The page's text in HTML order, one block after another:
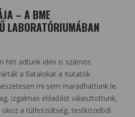
– A BME
LABORATÓRIUMÁBAN
hírt adtunk idén is számos
a fiatalokat a Kutatók
mi sem maradhattunk le.
izgalmas előadást választottunk,
a túlfeszültség, testközelből